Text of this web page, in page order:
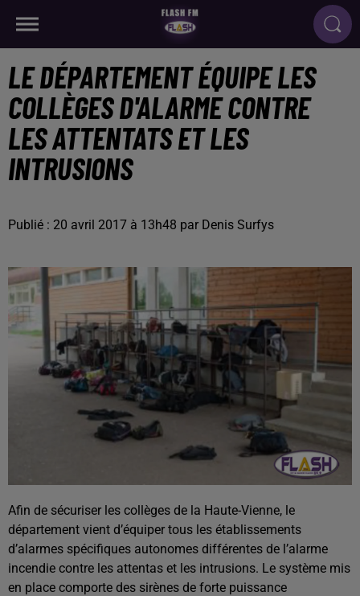
LE DÉPARTEMENT ÉQUIPE LES
COLLÈGES D'ALARME CONTRE
LES ATTENTATS ET LES
INTRUSIONS
Publié : 20 avril 2017 à 13h48 par Denis Surfys
Afin de sécuriser les collèges de la Haute-Vienne, le
département vient d’équiper tous les établissements
d’alarmes spécifiques autonomes différentes de l’alarme
incendie contre les attentas et les intrusions. Le système mis
en place comporte des sirènes de forte puissance